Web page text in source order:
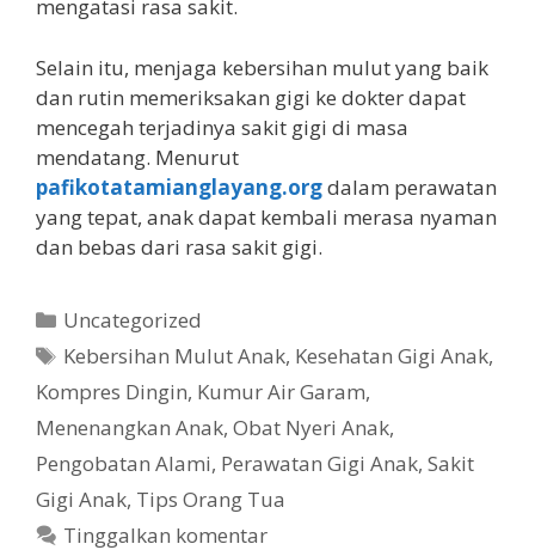
mengatasi rasa sakit.
Selain itu, menjaga kebersihan mulut yang baik
dan rutin memeriksakan gigi ke dokter dapat
mencegah terjadinya sakit gigi di masa
mendatang. Menurut
pafikotatamianglayang.orgdalam perawatan
yang tepat, anak dapat kembali merasa nyaman
dan bebas dari rasa sakit gigi.
Kategori
Uncategorized
Tag
Kebersihan Mulut Anak, Kesehatan Gigi Anak,
Kompres Dingin, Kumur Air Garam,
Menenangkan Anak, Obat Nyeri Anak,
Pengobatan Alami, Perawatan Gigi Anak, Sakit
Gigi Anak, Tips Orang Tua
Tinggalkan komentar